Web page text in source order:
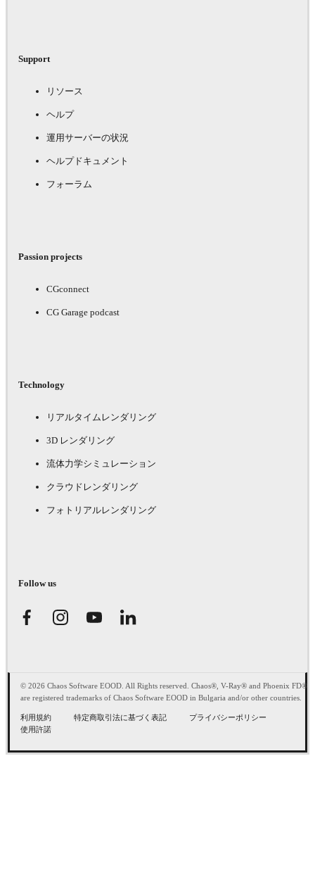
Support
リソース
ヘルプ
運用サーバーの状況
ヘルプドキュメント
フォーラム
Passion projects
CGconnect
CG Garage podcast
Technology
リアルタイムレンダリング
3D レンダリング
流体力学シミュレーション
クラウドレンダリング
フォトリアルレンダリング
Follow us
© 2026 Chaos Software EOOD. All Rights reserved. Chaos®, V-Ray® and Phoenix FD®
are registered trademarks of Chaos Software EOOD in Bulgaria and/or other countries.
利用規約 特定商取引法に基づく表記
プライバシーポリシー
使用許諾